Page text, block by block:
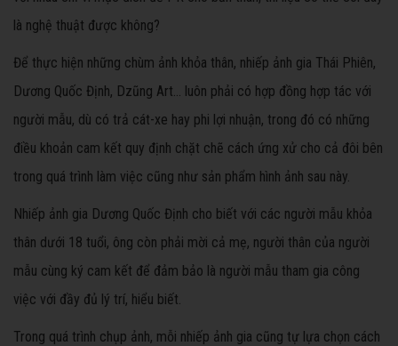
là nghệ thuật được không?
Để thực hiện những chùm ảnh khỏa thân, nhiếp ảnh gia Thái Phiên,
Dương Quốc Định, Dzũng Art… luôn phải có hợp đồng hợp tác với
người mẫu, dù có trả cát-xe hay phi lợi nhuận, trong đó có những
điều khoản cam kết quy định chặt chẽ cách ứng xử cho cả đôi bên
trong quá trình làm việc cũng như sản phẩm hình ảnh sau này.
Nhiếp ảnh gia Dương Quốc Định cho biết với các người mẫu khỏa
thân dưới 18 tuổi, ông còn phải mời cả mẹ, người thân của người
mẫu cùng ký cam kết để đảm bảo là người mẫu tham gia công
việc với đầy đủ lý trí, hiểu biết.
Trong quá trình chụp ảnh, mỗi nhiếp ảnh gia cũng tự lựa chọn cách